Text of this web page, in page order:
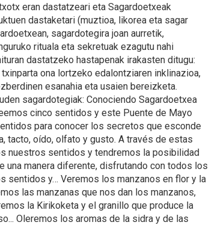
eran dastatzeari eta Sagardoetxeak
dastaketari (muztioa, likorea eta sagar
sagardotegira joan aurretik,
rituala eta sekretuak ezagutu nahi
dastatzeko hastapenak irakasten ditugu:
ona lortzeko edalontziaren inklinazioa,
esanahia eta usaien bereizketa.
sagardotegiak: Conociendo Sagardoetxea
cinco sentidos y este Puente de Mayo
para conocer los secretos que esconde
tacto, oído, olfato y gusto. A través de estas
nuestros sentidos y tendremos la posibilidad
una manera diferente, disfrutando con todos los
sentidos y… Veremos los manzanos en flor y la
las manzanas que nos dan los manzanos,
la Kirikoketa y el granillo que produce la
Oleremos los aromas de la sidra y de las